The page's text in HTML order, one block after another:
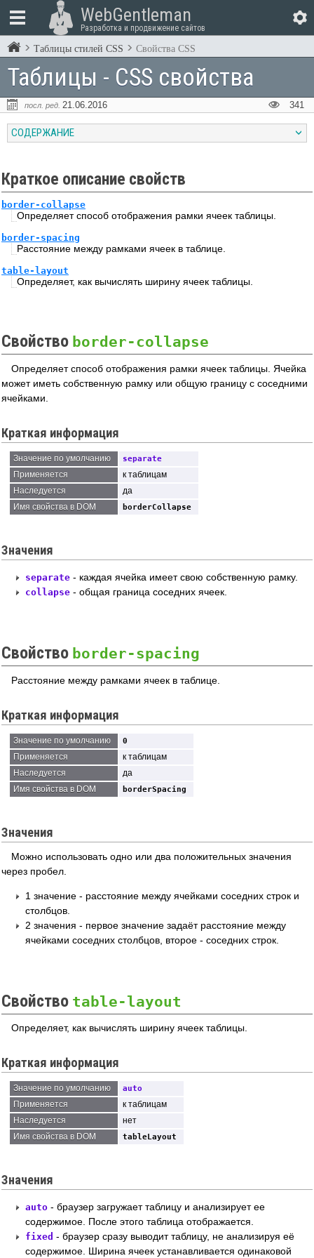
WebGentleman
Разработка и продвижение сайтов
Таблицы стилей CSS Свойства CSS
Таблицы - CSS свойства
341
посл. ред. 21.06.2016
СОДЕРЖАНИЕ
Краткое описание свойств
border-collapse
Определяет способ отображения рамки ячеек таблицы.
border-spacing
Расстояние между рамками ячеек в таблице.
table-layout
Определяет, как вычислять ширину ячеек таблицы.
Свойство border-collapse
Определяет способ отображения рамки ячеек таблицы. Ячейка
может иметь собственную рамку или общую границу с соседними
ячейками.
Краткая информация
Значение по умолчанию separate
Применяется
к таблицам
Наследуется
да
Имя свойства в DOM
borderCollapse
Значения
separate - каждая ячейка имеет свою собственную рамку.
collapse - общая граница соседних ячеек.
Свойство border-spacing
Расстояние между рамками ячеек в таблице.
Краткая информация
Значение по умолчанию 0
Применяется
к таблицам
Наследуется
да
Имя свойства в DOM
borderSpacing
Значения
Можно использовать одно или два положительных значения
через пробел.
1 значение - расстояние между ячейками соседних строк и
столбцов.
2 значения - первое значение задаёт расстояние между
ячейками соседних столбцов, второе - соседних строк.
Свойство table-layout
Определяет, как вычислять ширину ячеек таблицы.
Краткая информация
Значение по умолчанию auto
Применяется
к таблицам
Наследуется
нет
Имя свойства в DOM
tableLayout
Значения
auto - браузер загружает таблицу и анализирует ее
содержимое. После этого таблица отображается.
fixed - браузер сразу выводит таблицу, не анализируя её
содержимое. Ширина ячеек устанавливается одинаковой